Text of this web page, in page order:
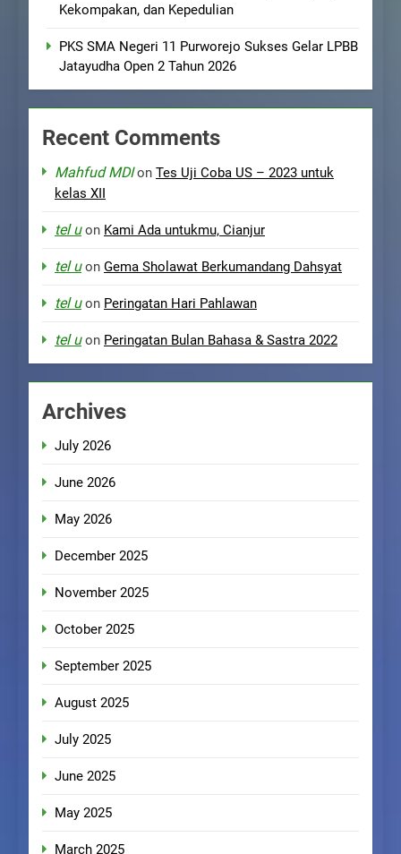
Kekompakan, dan Kepedulian
PKS SMA Negeri 11 Purworejo Sukses Gelar LPBB
Jatayudha Open 2 Tahun 2026
Recent Comments
Mahfud MDIon Tes Uji Coba US – 2023 untuk
kelas XII
tel uon Kami Ada untukmu, Cianjur
tel uon Gema Sholawat Berkumandang Dahsyat
tel uon Peringatan Hari Pahlawan
tel uon Peringatan Bulan Bahasa & Sastra 2022
Archives
July 2026
June 2026
May 2026
December 2025
November 2025
October 2025
September 2025
August 2025
July 2025
June 2025
May 2025
March 2025